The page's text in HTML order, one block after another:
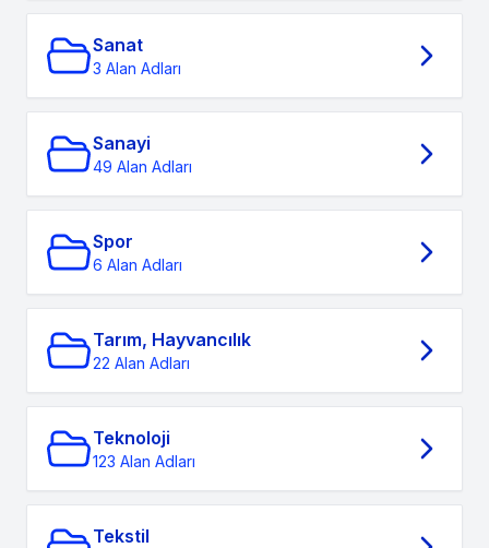
Sanat
3 Alan Adları
Sanayi
49 Alan Adları
Spor
6 Alan Adları
Tarım, Hayvancılık
22 Alan Adları
Teknoloji
123 Alan Adları
Tekstil